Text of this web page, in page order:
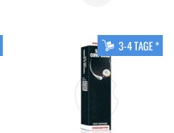
3-4 TAGE *